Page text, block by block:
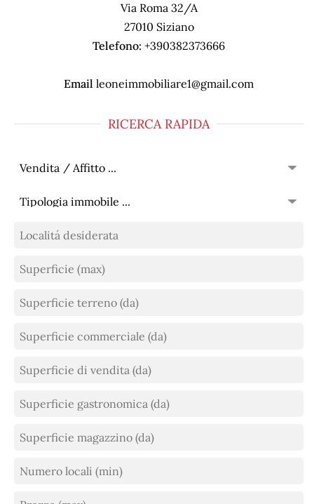
Via Roma 32/A
27010 Siziano
Telefono: +390382373666
Email leoneimmobiliare1@gmail.com
RICERCA RAPIDA